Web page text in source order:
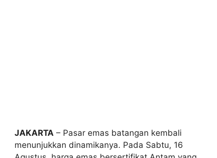
JAKARTA – Pasar emas batangan kembali
menunjukkan dinamikanya. Pada Sabtu, 16